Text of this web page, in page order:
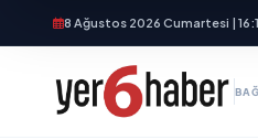
8 Ağustos 2026 Cumartesi |